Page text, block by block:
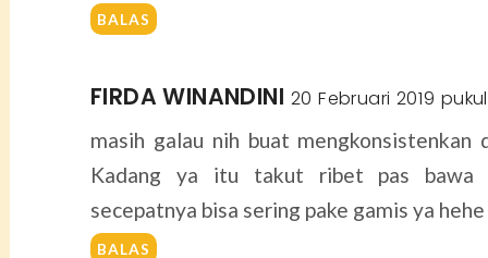
BALAS
FIRDA WINANDINI 20 Februari 2019 pukul
masih galau nih buat mengkonsistenkan
Kadang ya itu takut ribet pas bawa
secepatnya bisa sering pake gamis ya hehe
BALAS